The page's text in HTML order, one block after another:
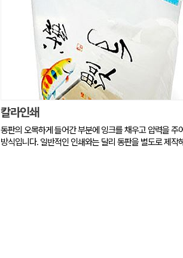
칼라인쇄
동판의 오목하게 들어간 부분에 잉크를 채우고 압력을 주
방식입니다. 일반적인 인쇄와는 달리 동판을 별도로 제작